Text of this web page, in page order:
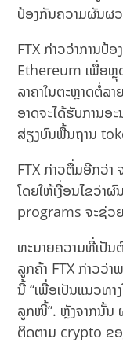
ປ້ອງກັນຄວາມຜັນຜ
FTX ກ່າວວ່າການປ້
Ethereum ເພື່ອຫຼຸ
ລາຄາໃນຕະຫຼາດຕໍ່ລ
ອາດຈະໄດ້ຮັບການອ
ສ່ຽງບົນພື້ນຖານ
FTX ກ່າວຕື່ມອີກວ່າ
ໂດຍໃຫ້ເງື່ອນໄຂວ່
programs ຈະຊ່ວ
ທະນາຍຄວາມທີ່ເປັນ
ລູກຄ້າ FTX ກ່າວວ່
ນີ້ “ເພື່ອເປັນແນວທ
ລູກໜີ້”. ຫຼັງຈາກນັ້ນ
ຕິດຕາມ crypto ຂ